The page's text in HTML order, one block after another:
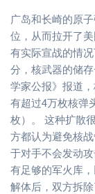
广岛和长崎的原
位，从而拉开了
有实际宣战的情
分，核武器的储
学家公报》报道
有超过4万枚核弹
枚）。 这种扩散
方都认为避免核
于对手不会发动
有足够的军火库
解体后，双方拆除